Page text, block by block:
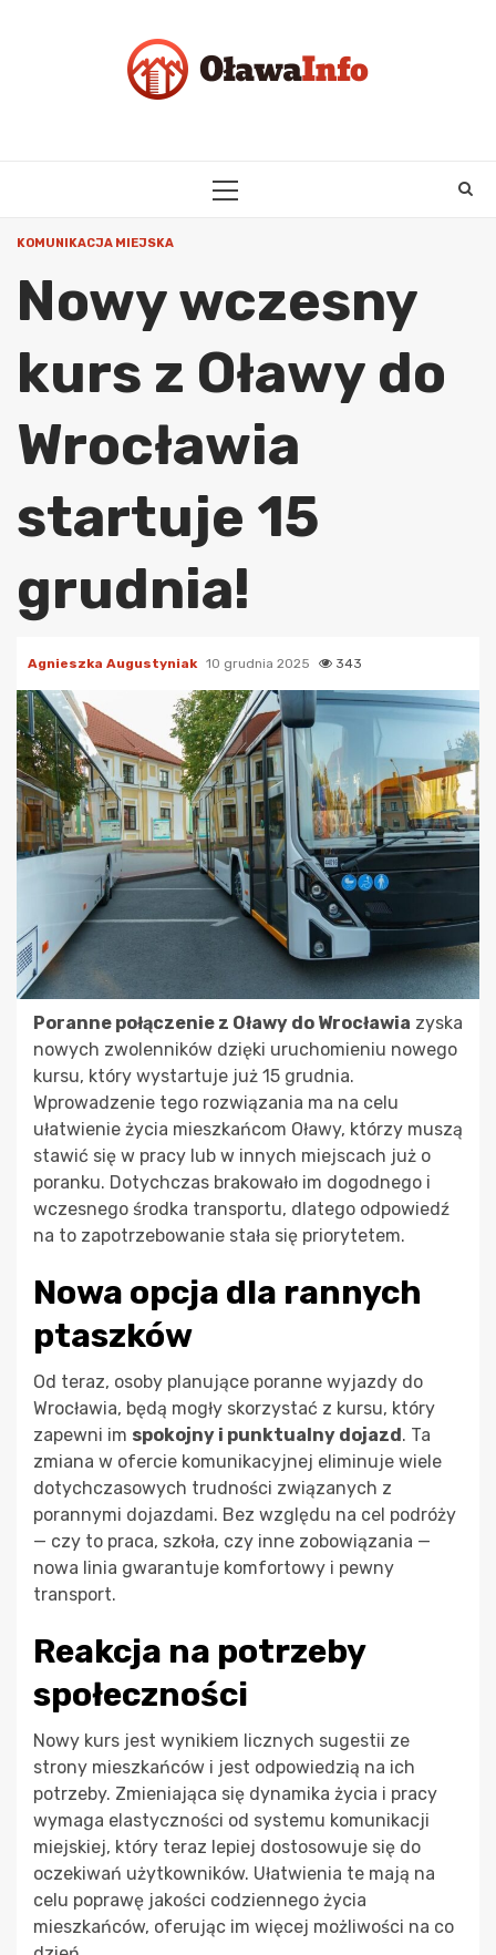
PRIMARY
KOMUNIKACJA MIEJSKA
Nowy wczesny
kurs z Oławy do
Wrocławia
startuje 15
grudnia!
Agnieszka Augustyniak 10 grudnia 2025 343
Poranne połączenie z Oławy do Wrocławia zyska
nowych zwolenników dzięki uruchomieniu nowego
kursu, który wystartuje już 15 grudnia.
Wprowadzenie tego rozwiązania ma na celu
ułatwienie życia mieszkańcom Oławy, którzy muszą
stawić się w pracy lub w innych miejscach już o
poranku. Dotychczas brakowało im dogodnego i
wczesnego środka transportu, dlatego odpowiedź
na to zapotrzebowanie stała się priorytetem.
Nowa opcja dla rannych
ptaszków
Od teraz, osoby planujące poranne wyjazdy do
Wrocławia, będą mogły skorzystać z kursu, który
zapewni im spokojny i punktualny dojazd. Ta
zmiana w ofercie komunikacyjnej eliminuje wiele
dotychczasowych trudności związanych z
porannymi dojazdami. Bez względu na cel podróży
— czy to praca, szkoła, czy inne zobowiązania —
nowa linia gwarantuje komfortowy i pewny
transport.
Reakcja na potrzeby
społeczności
Nowy kurs jest wynikiem licznych sugestii ze
strony mieszkańców i jest odpowiedzią na ich
potrzeby. Zmieniająca się dynamika życia i pracy
wymaga elastyczności od systemu komunikacji
miejskiej, który teraz lepiej dostosowuje się do
oczekiwań użytkowników. Ułatwienia te mają na
celu poprawę jakości codziennego życia
mieszkańców, oferując im więcej możliwości na co